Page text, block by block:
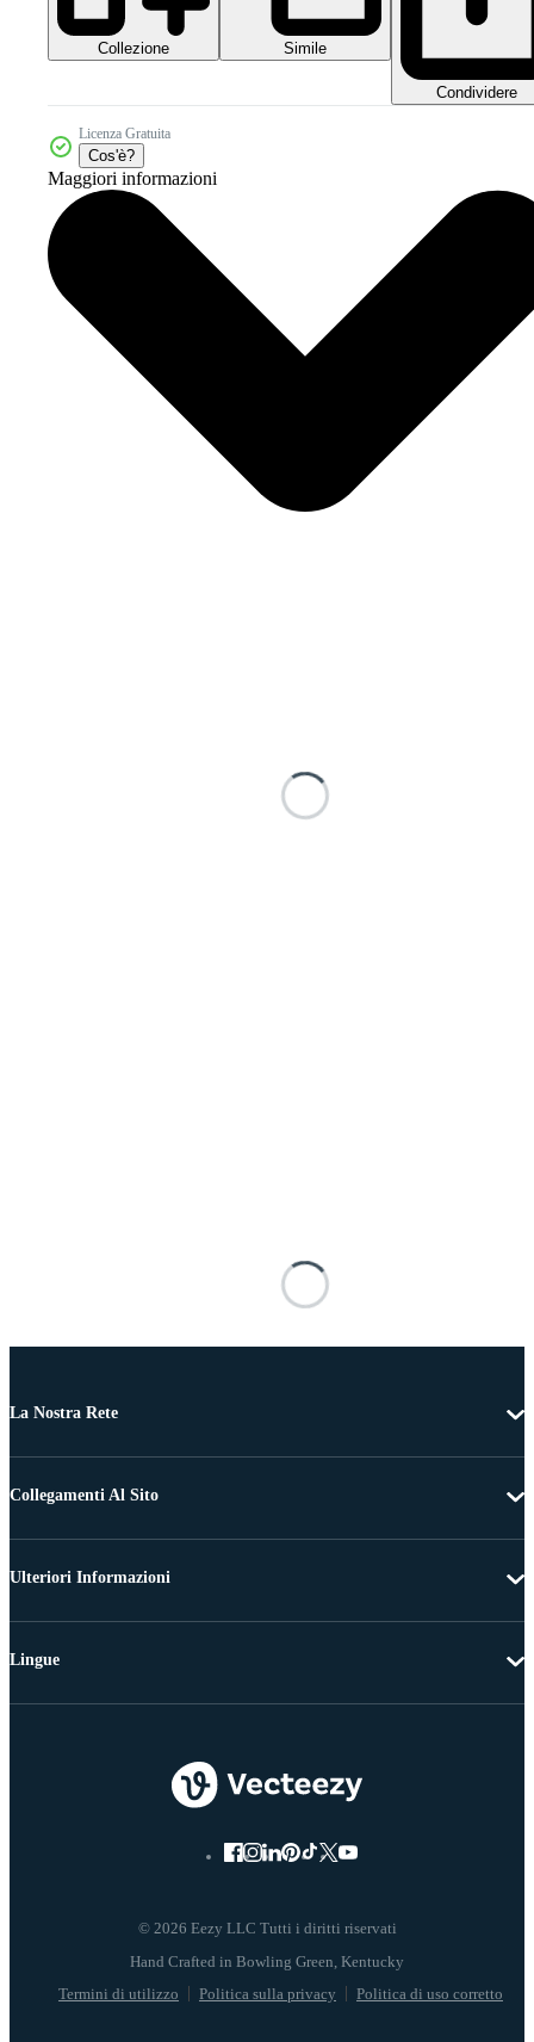
Collezione Simile
Condividere
Licenza Gratuita
Cos'è?
Maggiori informazioni
La Nostra Rete
Collegamenti Al Sito
Ulteriori Informazioni
© 2026 Eezy LLC Tutti i diritti riservati
Termini di utilizzo Politica sulla privacy Politica di uso corretto
Lingue